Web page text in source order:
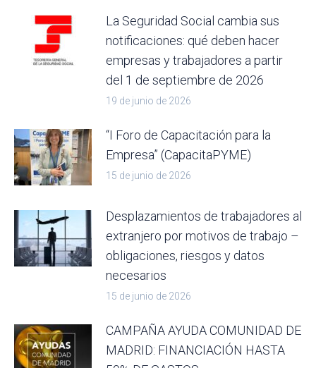
La Seguridad Social cambia sus
notificaciones: qué deben hacer
empresas y trabajadores a partir
del 1 de septiembre de 2026
19 de junio de 2026
“I Foro de Capacitación para la
Empresa” (CapacitaPYME)
15 de junio de 2026
Desplazamientos de trabajadores al
extranjero por motivos de trabajo –
obligaciones, riesgos y datos
necesarios
15 de junio de 2026
CAMPAÑA AYUDA COMUNIDAD DE
MADRID: FINANCIACIÓN HASTA